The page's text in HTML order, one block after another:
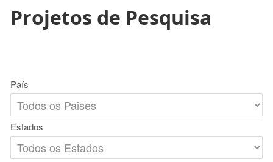
Projetos de Pesquisa
País
Estados